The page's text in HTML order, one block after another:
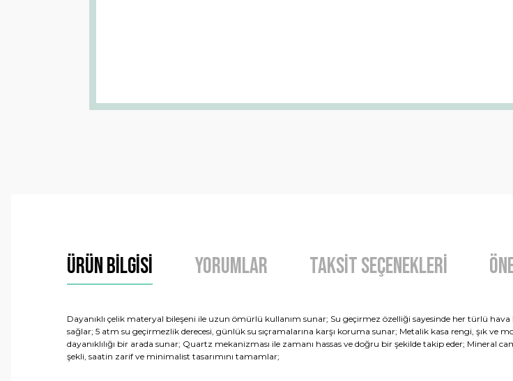
Ürün Bilgisi Yorumlar Taksit Seçenekleri
Dayanıklı çelik materyal bileşeni ile uzun ömürlü kullanım sunar; Su geçirmez özelliği sayesinde her türlü
sağlar; 5 atm su geçirmezlik derecesi, günlük su sıçramalarına karşı koruma sunar; Metalik kasa rengi, şık
dayanıklılığı bir arada sunar; Quartz mekanizması ile zamanı hassas ve doğru bir şekilde takip eder; Mineral
şekli, saatin zarif ve minimalist tasarımını tamamlar;